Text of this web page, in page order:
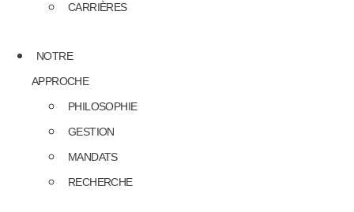
CARRIÈRES
NOTRE
APPROCHE
PHILOSOPHIE
GESTION
MANDATS
RECHERCHE